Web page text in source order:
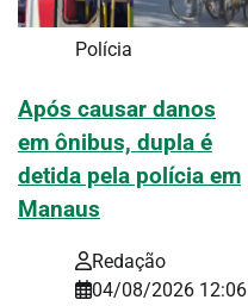
Polícia
Após causar danos
em ônibus, dupla é
detida pela polícia em
Manaus
Redação
04/08/2026 12:06